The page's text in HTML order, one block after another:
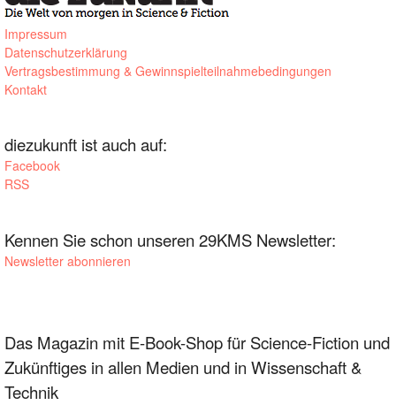
Impressum
Datenschutzerklärung
Vertragsbestimmung & Gewinnspielteilnahmebedingungen
Kontakt
diezukunft ist auch auf:
Facebook
RSS
Kennen Sie schon unseren 29KMS Newsletter:
Newsletter abonnieren
Das Magazin mit E-Book-Shop für Science-Fiction und
Zukünftiges in allen Medien und in Wissenschaft &
Technik